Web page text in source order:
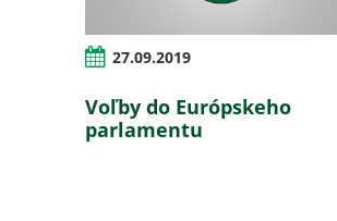
27.09.2019
Voľby do Európskeho
parlamentu